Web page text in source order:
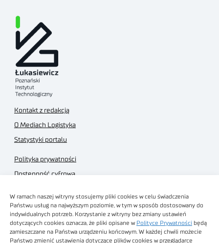
W ramach naszej witryny stosujemy pliki cookies w celu świadczenia
Państwu usług na najwyższym poziomie, w tym w sposób dostosowany do
indywidualnych potrzeb. Korzystanie z witryny bez zmiany ustawień
dotyczących cookies oznacza, że pliki opisane w Polityce Prywatności będą
zamieszczane na Państwa urządzeniu końcowym. W każdej chwili możecie
Państwo zmienić ustawienia dotyczące plików cookies w przeglądarce
Kontakt z redakcją
O Mediach Logistyka
Statystyki portalu
Polityka prywatności
Dostępność cyfrowa
Regulamin sklepu